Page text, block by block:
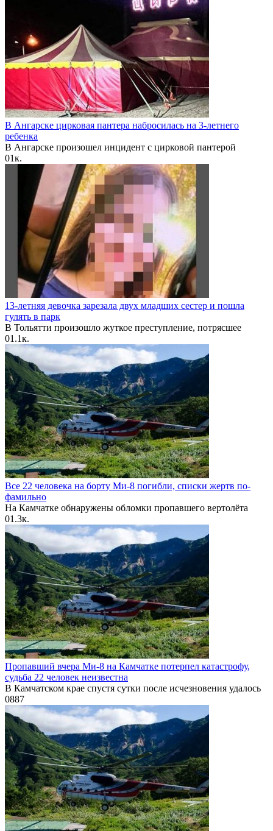
В Ангарске цирковая пантера набросилась на 3-летнего
ребенка
В Ангарске произошел инцидент с цирковой пантерой
01к.
13-летняя девочка зарезала двух младших сестер и пошла
гулять в парк
В Тольятти произошло жуткое преступление, потрясшее
01.1к.
Все 22 человека на борту Ми-8 погибли, списки жертв по-
фамильно
На Камчатке обнаружены обломки пропавшего вертолёта
01.3к.
Пропавший вчера Ми-8 на Камчатке потерпел катастрофу,
судьба 22 человек неизвестна
В Камчатском крае спустя сутки после исчезновения удалось
0887